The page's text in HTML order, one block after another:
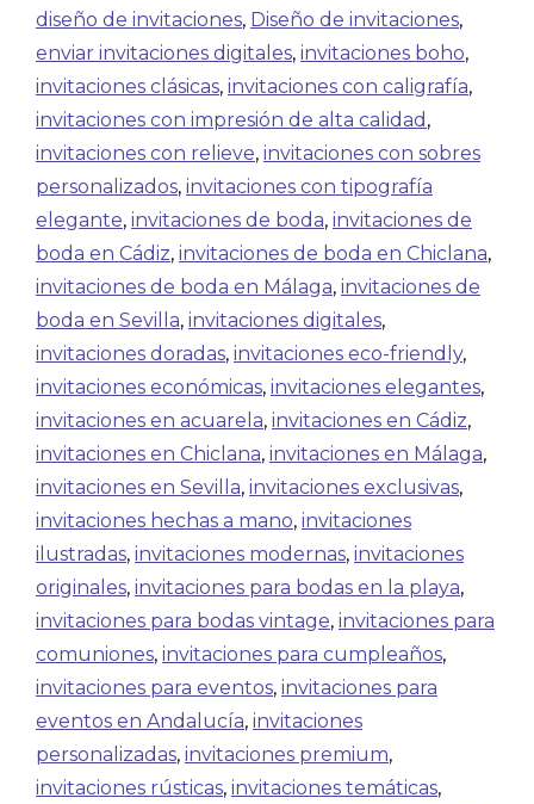
diseño de invitaciones, Diseño de invitaciones,
enviar invitaciones digitales, invitaciones boho,
invitaciones clásicas, invitaciones con caligrafía,
invitaciones con impresión de alta calidad ,
invitaciones con relieve, invitaciones con sobres
personalizados, invitaciones con tipografía
elegante, invitaciones de boda, invitaciones de
boda en Cádiz, invitaciones de boda en Chiclana,
invitaciones de boda en Málaga, invitaciones de
boda en Sevilla, invitaciones digitales,
invitaciones doradas, invitaciones eco-friendly,
invitaciones económicas, invitaciones elegantes,
invitaciones en acuarela, invitaciones en Cádiz,
invitaciones en Chiclana, invitaciones en Málaga,
invitaciones en Sevilla, invitaciones exclusivas,
invitaciones hechas a mano, invitaciones
ilustradas, invitaciones modernas, invitaciones
originales, invitaciones para bodas en la playa,
invitaciones para bodas vintage, invitaciones para
comuniones, invitaciones para cumpleaños,
invitaciones para eventos, invitaciones para
eventos en Andalucía, invitaciones
personalizadas, invitaciones premium,
invitaciones rústicas, invitaciones temáticas,